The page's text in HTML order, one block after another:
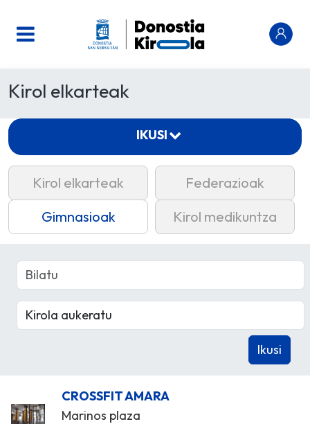
Kirol elkarteak
Kirol elkarteak
Federazioak
Gimnasioak
Kirol medikuntza
CROSSFIT AMARA
Marinos plaza
IKUSI